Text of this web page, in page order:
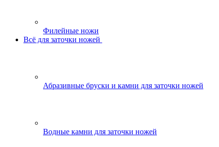
Филейные ножи
Всё для заточки ножей
Абразивные бруски и камни для заточки ножей
Водные камни для заточки ножей